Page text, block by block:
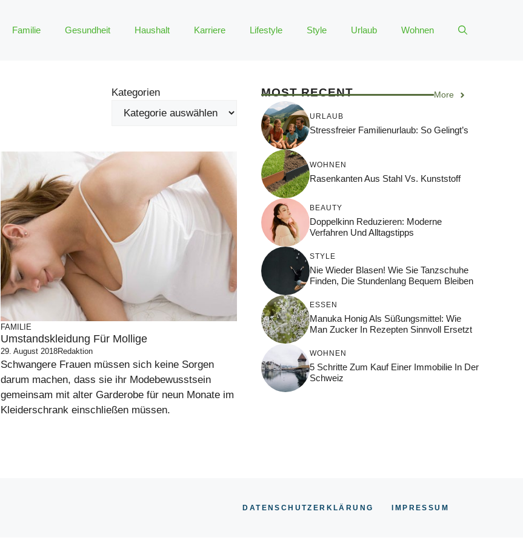
Familie Gesundheit Haushalt Karriere Lifestyle Style Urlaub Wohnen
Kategorien
FAMILIE
Umstandskleidung Für Mollige
29. August 2018Redaktion
Schwangere Frauen müssen sich keine Sorgen
darum machen, dass sie ihr Modebewusstsein
gemeinsam mit alter Garderobe für neun Monate im
Kleiderschrank einschließen müssen.
MOST RECENT More
URLAUB
Stressfreier Familienurlaub: So Gelingt’s
WOHNEN
Rasenkanten Aus Stahl Vs. Kunststoff
BEAUTY
Doppelkinn Reduzieren: Moderne
Verfahren Und Alltagstipps
STYLE
Nie Wieder Blasen! Wie Sie Tanzschuhe
Finden, Die Stundenlang Bequem Bleiben
ESSEN
Manuka Honig Als Süßungsmittel: Wie
Man Zucker In Rezepten Sinnvoll Ersetzt
WOHNEN
5 Schritte Zum Kauf Einer Immobilie In Der
Schweiz
DATENSCHUTZERKLÄRUNG IMPRESSUM